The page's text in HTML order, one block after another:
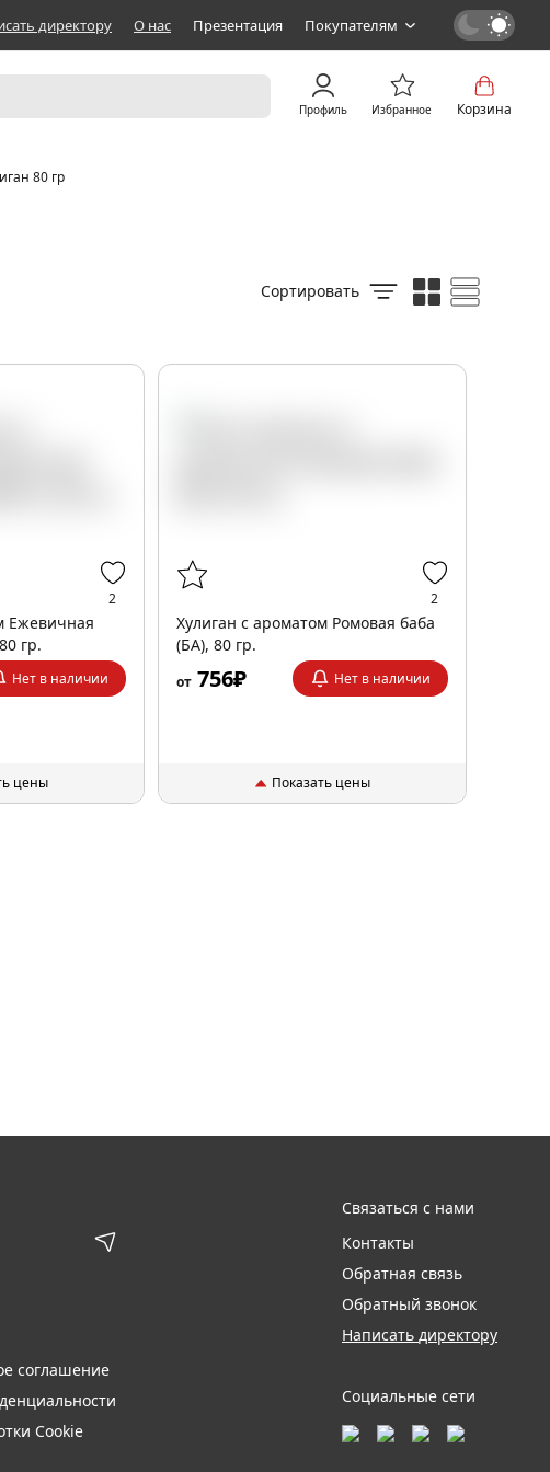
директору О нас Презентация Покупателям
Профиль Избранное Корзина
80 гр
Сортировать
2
Ежевичная
гр.
Нет в наличии
цены
2
Хулиган с ароматом Ромовая баба
(БА), 80 гр.
от756₽ Нет в наличии
Показать цены
соглашение
Cookie
Связаться с нами
Контакты
Обратная связь
Обратный звонок
Написать директору
Социальные сети